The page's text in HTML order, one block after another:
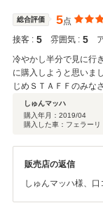
から弊社への信頼
に、私の営業スキル
て頂ける様、誠心誠
る様な形に成れま
鞭撻の程、宜しく
ガ様、ご成約、口
総合評価 5点
接客 : 5 雰囲気 : 5
冷やかし半分で見に行
に購入しようと思いま
じめＳＴＡＦＦのみな
謝します。メンテナン
しゅんマッハ
購入年月： 2019/04
購入した車：フェラー
販売店の返信
しゅんマッハ様、